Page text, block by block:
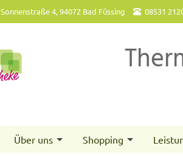
Sonnenstraße 4, 94072 Bad Füssing 08531
Über uns Shopping